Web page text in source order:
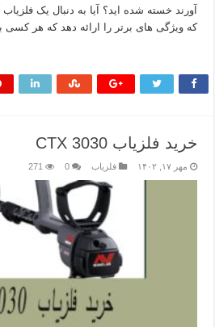
آورند خسته شده اید؟ آیا به دنبال یک
که ویژگی های برتر را ارائه دهد که هر کسی
خرید فلزیاب CTX 3030
مهر ۱۷, ۱۴۰۲ فلزیاب 0
271